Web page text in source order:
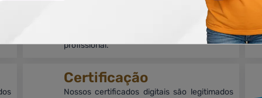
focados no aprimoramento profissional, sem
equivalência a cursos de nível superior. O
título do curso não implica em formação
profissional.
Certificação
Nossos certificados digitais são legitimados